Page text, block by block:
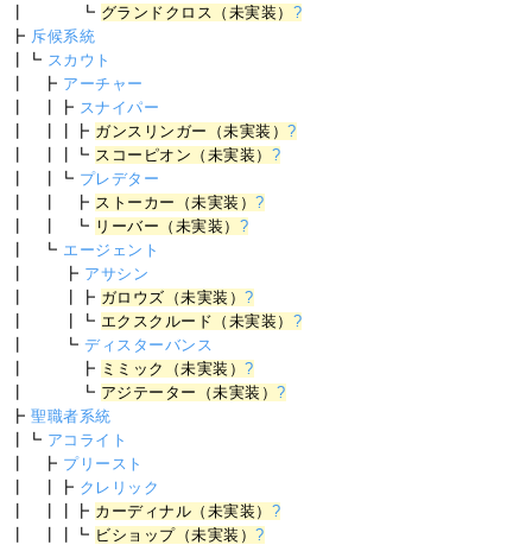
┃ ┗ グランドクロス（未実装） ?
┣ 斥候系統
┃┗ スカウト
┃ ┣ アーチャー
┃ ┃┣ スナイパー
┃ ┃┃┣ ガンスリンガー（未実装）?
┃ ┃┃┗ スコーピオン（未実装） ?
┃ ┃┗ プレデター
┃ ┃ ┣ ストーカー（未実装）?
┃ ┃ ┗ リーバー（未実装） ?
┃ ┗ エージェント
┃ ┣ アサシン
┃ ┃┣ ガロウズ（未実装）?
┃ ┃┗ エクスクルード（未実装） ?
┃ ┗ディスターバンス
┃ ┣ ミミック（未実装）?
┃ ┗ アジテーター（未実装）?
┣聖職者系統
┃┗ アコライト
┃ ┣ プリースト
┃ ┃┣ クレリック
┃ ┃┃┣ カーディナル（未実装） ?
┃ ┃┃┗ ビショップ（未実装）?